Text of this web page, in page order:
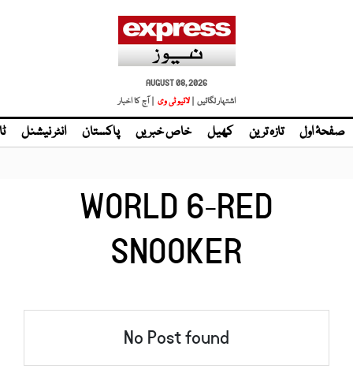
AUGUST 08, 2026
اشتہار لگائیں | لائیو ٹی وی | آج کا اخبار
صفحۂ اول تازہ ترین کھیل خاص خبریں پاکستان انٹر نیشنل
WORLD 6-RED
SNOOKER
No Post found